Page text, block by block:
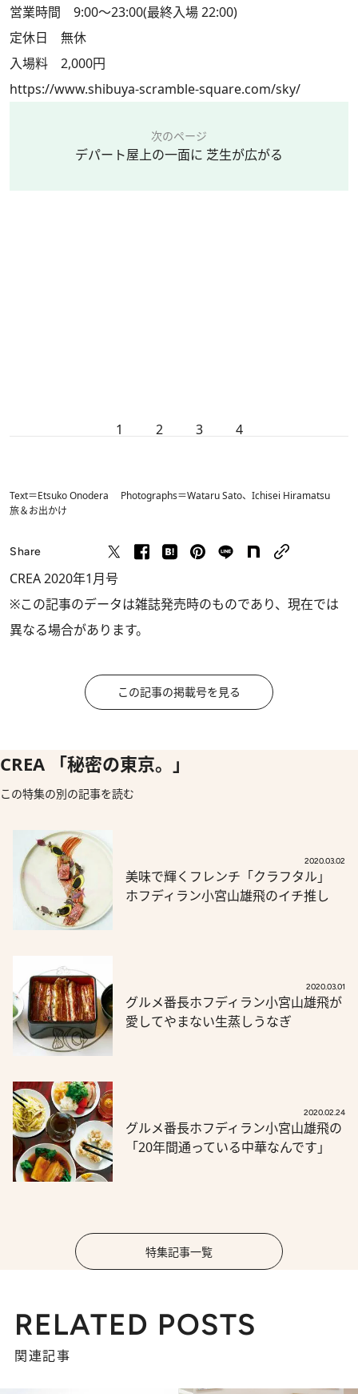
営業時間 9:00～23:00(最終入場 22:00)
定休日 無休
入場料 2,000円
https://www.shibuya-scramble-square.com/sky/
次のページ
デパート屋上の一面に 芝生が広がる
1 2 3 4
Text＝Etsuko Onodera Photographs＝Wataru Sato、Ichisei Hiramatsu
旅＆お出かけ
Share
CREA 2020年1月号
※この記事のデータは雑誌発売時のものであり、現在では
異なる場合があります。
この記事の掲載号を見る
CREA 「秘密の東京。」
この特集の別の記事を読む
2020.03.02
美味で輝くフレンチ「クラフタル」
ホフディラン小宮山雄飛のイチ推し
2020.03.01
グルメ番長ホフディラン小宮山雄飛が
愛してやまない生蒸しうなぎ
2020.02.24
グルメ番長ホフディラン小宮山雄飛の
「20年間通っている中華なんです」
特集記事一覧
RELATED POSTS
関連記事